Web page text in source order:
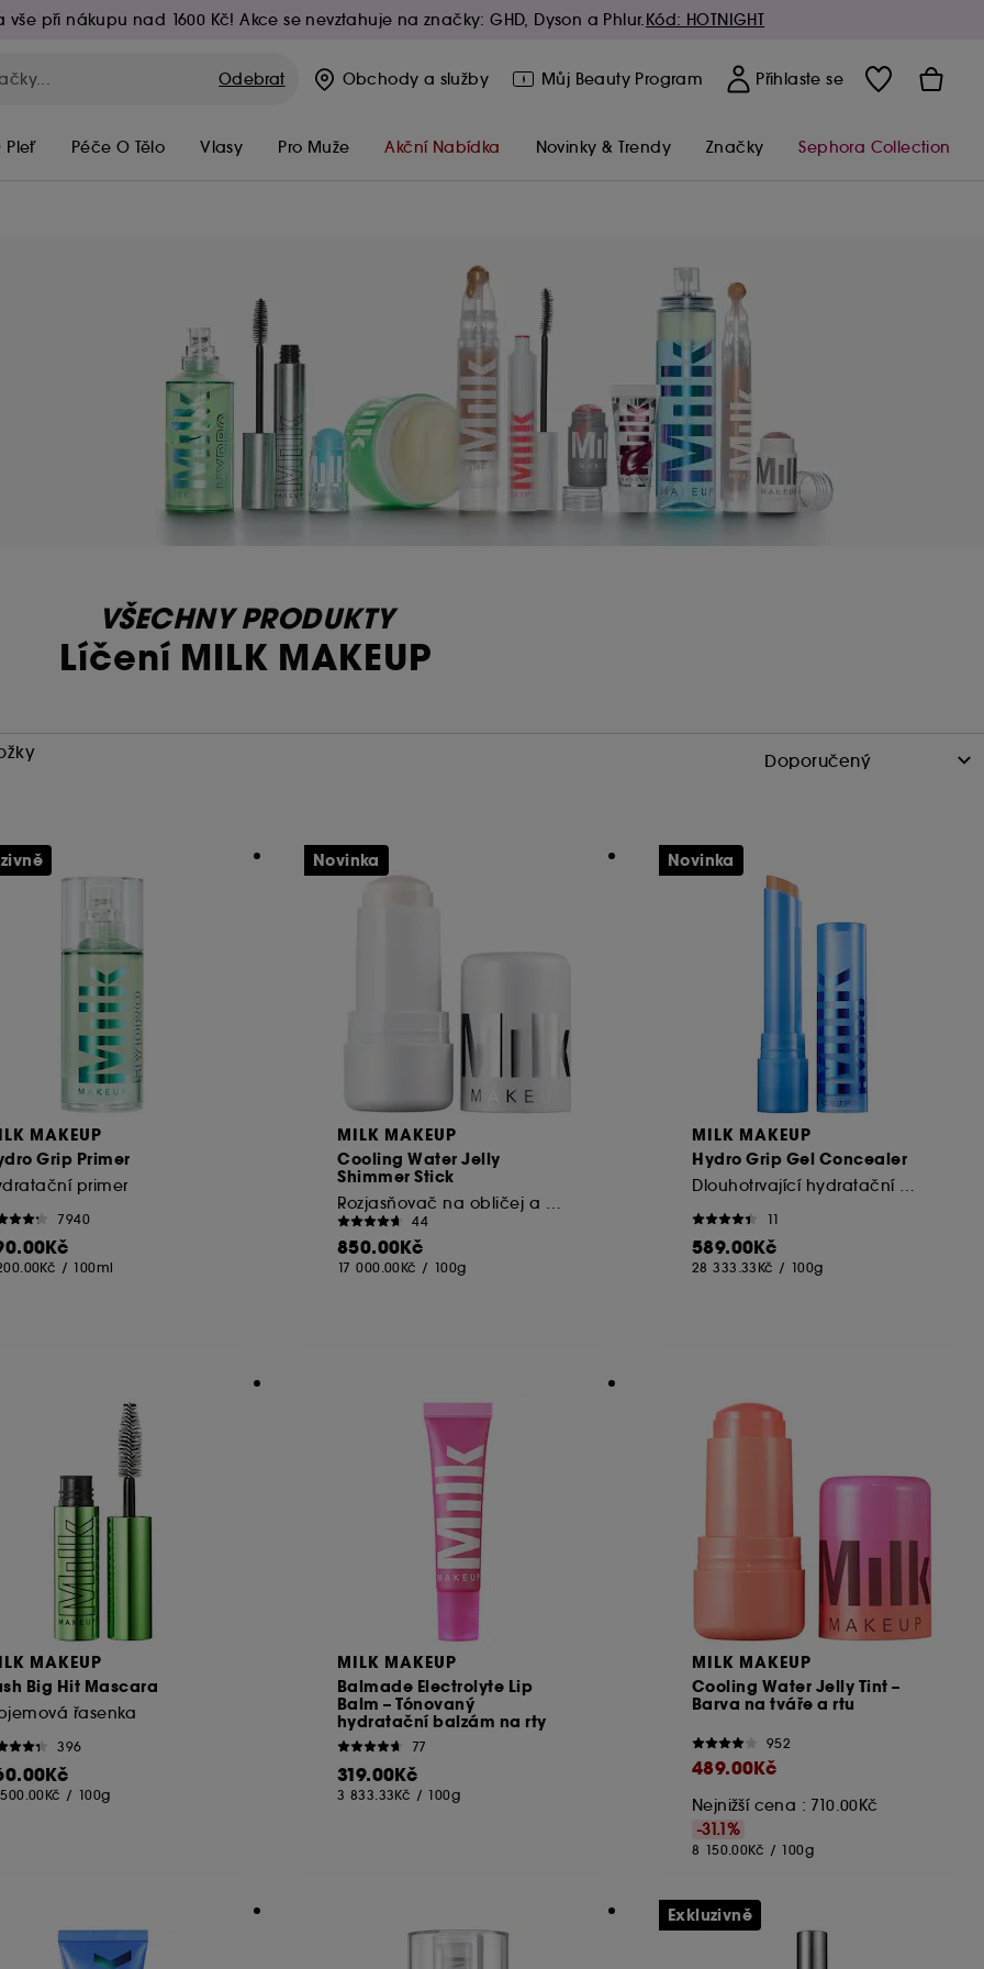
vše při nákupu nad 1600 Kč! Akce se nevztahuje na značky: GHD, Dyson a Phlur.Kód: HOTNIGHT
Odebrat Obchody a služby Můj Beauty Program Přihlaste se
Pleť Péče O Tělo Vlasy Pro Muže Akční Nabídka Novinky & Trendy Značky Sephora Collection
VŠECHNY PRODUKTY
Líčení MILK MAKEUP
MAKEUP
Grip Primer
primer
7940
/ 100ml
MILK MAKEUP
Cooling Water Jelly
Shimmer Stick
Rozjasňovač na obličej a oči
44
850.00Kč
17 000.00Kč / 100g
Novinka
MILK MAKEUP
Hydro Grip Gel Concealer
Dlouhotrvající hydratační korektor
11
589.00Kč
28 333.33Kč / 100g
Novinka
MAKEUP
Big Hit Mascara
řasenka
396
/ 100g
MILK MAKEUP
Balmade Electrolyte Lip
Balm – Tónovaný
hydratační balzám na rty
77
319.00Kč
3 833.33Kč / 100g
MILK MAKEUP
Cooling Water Jelly Tint –
Barva na tváře a rtu
952
489.00Kč
Nejnižší cena : 710.00Kč
-31.1%
8 150.00Kč / 100g
Exkluzivně